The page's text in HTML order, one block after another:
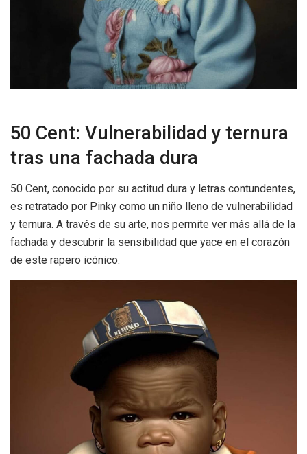
50 Cent: Vulnerabilidad y ternura
tras una fachada dura
50 Cent, conocido por su actitud dura y letras contundentes,
es retratado por Pinky como un niño lleno de vulnerabilidad
y ternura. A través de su arte, nos permite ver más allá de la
fachada y descubrir la sensibilidad que yace en el corazón
de este rapero icónico.